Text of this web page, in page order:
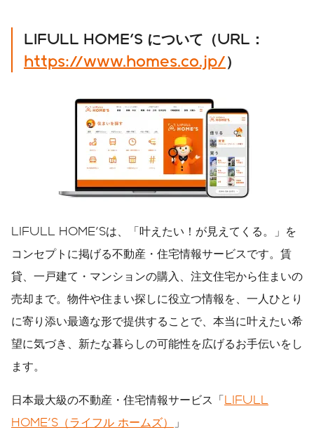
LIFULL HOME'S について（URL ：
https://www.homes.co.jp/）
LIFULL HOME'Sは、「叶えたい！が見えてくる。」を
コンセプトに掲げる不動産・住宅情報サービスです。賃
貸、一戸建て・マンションの購入、注文住宅から住まいの
売却まで。物件や住まい探しに役立つ情報を、一人ひとり
に寄り添い最適な形で提供することで、本当に叶えたい希
望に気づき、新たな暮らしの可能性を広げるお手伝いをし
ます。
日本最大級の不動産・住宅情報サービス「LIFULL
HOME'S（ライフル ホームズ）
」